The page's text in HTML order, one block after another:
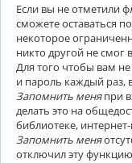
Если вы не отметили
сможете оставаться
некоторое
никто другой не смог
Для того чтобы вам
и пароль каждый раз,
Запомнить меняпри
делать это на
библиотеке,
Запомнить меня
отключил эту